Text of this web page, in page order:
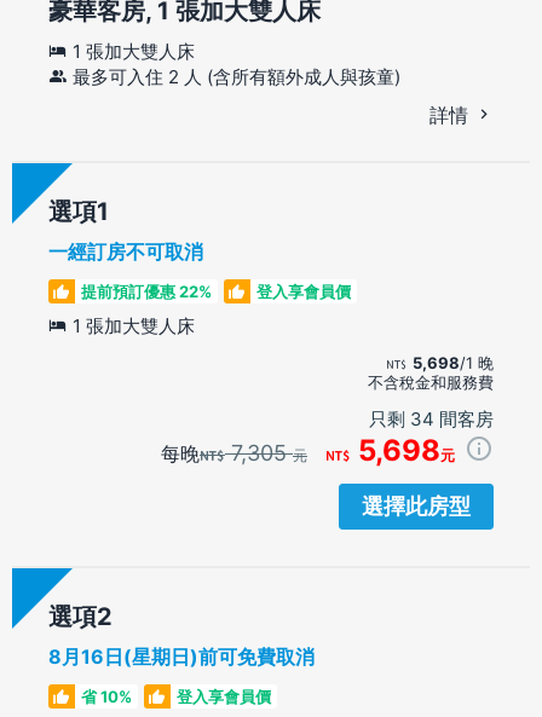
豪華客房, 1 張加大雙人床
1 張加大雙人床
最多可入住 2 人 (含所有額外成人與孩童)
詳情
選項
一經訂房不可取消
提前預訂優惠 22% 登入享會員價
1 張加大雙人床
5,698/1 晚
不含稅金和服務費
只剩 34 間客房
每晚 7,305元 5,698元
選擇此房型
選項
8月16日(星期日)前可免費取消
省 10% 登入享會員價